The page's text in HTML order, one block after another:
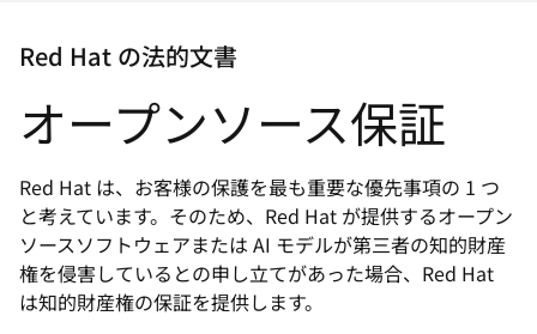
選
て
く
Red Hat の法的文書
オープンソース保証
Red Hat は、お客様の保護を最も重要な優先事項の 1 つ
と考えています。そのため、Red Hat が提供するオープン
ソースソフトウェアまたは AI モデルが第三者の知的財産
権を侵害しているとの申し立てがあった場合、Red Hat
は知的財産権の保証を提供します。